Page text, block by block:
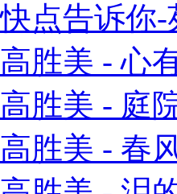
快点告诉你-
高胜美 - 心
高胜美 - 庭
高胜美 - 春